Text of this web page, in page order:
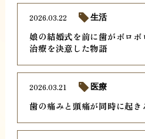
娘の結婚式を前に歯がボロボ
治療を決意した物語
2026.03.22 生活
歯の痛みと頭痛が同時に起き
2026.03.21 医療